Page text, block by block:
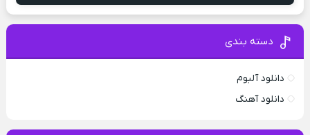
دسته بندی
دانلود آلبوم
دانلود آهنگ